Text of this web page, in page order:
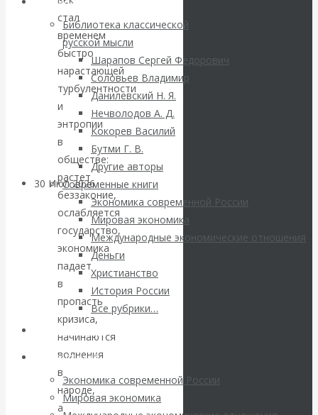
Библиотека классической
русской мысли
Шарапов Сергей Федорович
Соловьев Владимир
Данилевский Н. Я.
Нечволодов А. Д.
Кокорев Василий
Бутми Г. В.
Другие авторы
Современные книги
Экономика современной России
Мировая экономика
Международные экономические отношения
Деньги
Христианство
История России
Все рубрики…
Авторы РЭОШ
Архив статей
Экономика современной России
Мировая экономика
ВАлентин
Катасонов.
Саммит НАТО в
Турции: Drang
nach Osten
30 Июл 2026Банки
Валентин
Катасонов. Кто
определяет
погоду на
финансовых
рынках?
стал
временем
быстро
нарастающей
турбулентности
и
энтропии
в
обществе:
растет
беззаконие,
ослабляется
государство,
экономика
падает
в
пропасть
кризиса,
начинаются
волнения
в
народе,
а